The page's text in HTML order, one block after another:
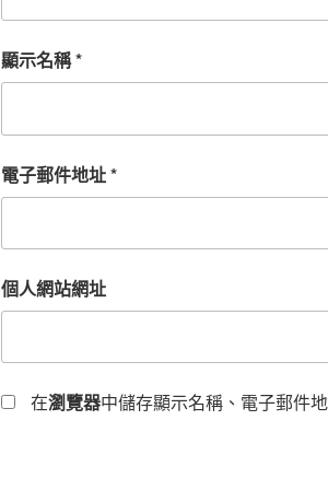
顯示名稱*
電子郵件地址*
個人網站網址
在瀏覽器中儲存顯示名稱、電子郵件